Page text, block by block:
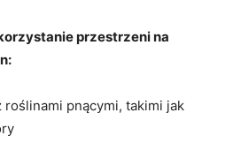
przestrzeni na
pnącymi, takimi jak